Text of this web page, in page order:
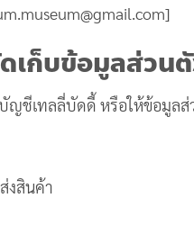
เก็บข้อมูลส่วน
ญชีเทลลี่บัดดี้ หรือให้ข้อมูล
งสินค้า